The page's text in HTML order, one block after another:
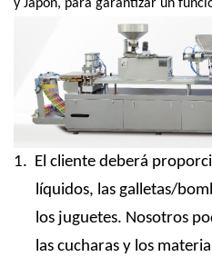
y Japón, para garantizar un
1. El cliente deberá
líquidos, las galletas/
los juguetes. Nosotros
las cucharas y los